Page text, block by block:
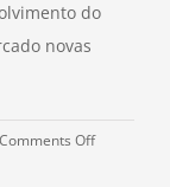
do
novas
Comments Offon